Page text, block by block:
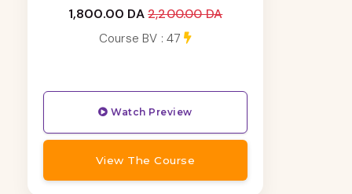
1,800.00 DA 2,200.00 DA
Course BV : 47
Watch Preview
View The Course